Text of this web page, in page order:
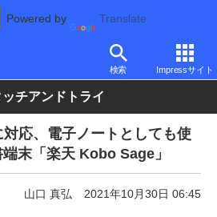
Powered by Translate
検索 Impressサイト
チアンドトライ
応、電子ノートとしても使
末「楽天 Kobo Sage」
山口 真弘 2021年10月30日 06:45